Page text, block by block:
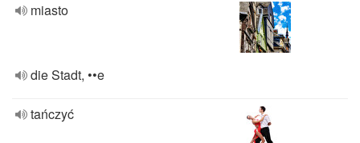
miasto
die Stadt, ••e
tańczyć